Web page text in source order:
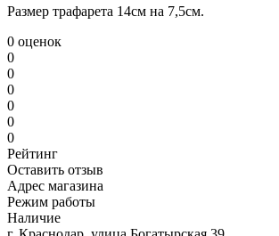
Размер трафарета 14см на 7,5см.
0 оценок
0
0
0
0
0
0
Рейтинг
Оставить отзыв
Адрес магазина
Режим работы
Наличие